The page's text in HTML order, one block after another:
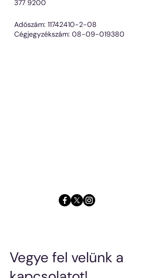
377 9200
Adószám: 11742410-2-08
Cégjegyzékszám: 08-09-019380
Vegye fel velünk a